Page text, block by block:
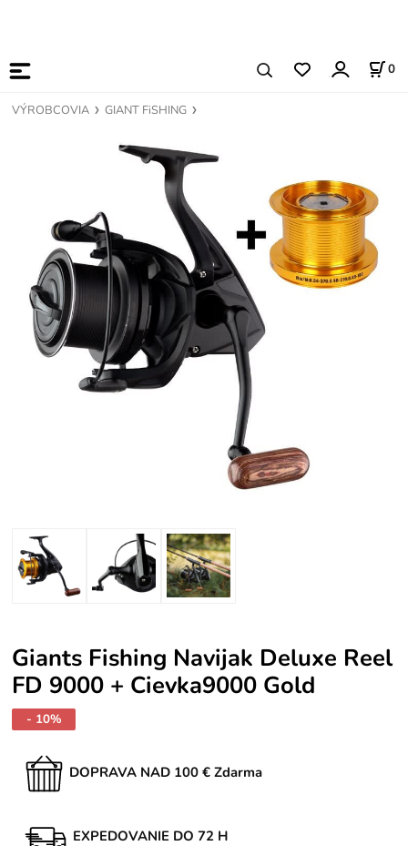
0
VÝROBCOVIA GIANT FiSHING
Giants Fishing Navijak Deluxe Reel
FD 9000 + Cievka9000 Gold
- 10%
DOPRAVA NAD 100 € Zdarma
EXPEDOVANIE DO 72 H